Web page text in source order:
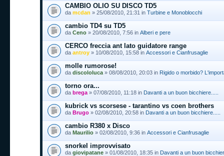
CAMBIO OLIO SU DISCO TD5
da mcdan » 25/08/2010, 21:31 in Turbine e Monoblocchi
cambio TD4 su TD5
da Ceno » 20/08/2010, 7:56 in Alberi e pere
CERCO freccia ant lato guidatore range
da antroy » 10/08/2010, 15:58 in Accessori e Cianfrusaglie
molle rumorose!
da discololuca » 08/08/2010, 20:03 in Rigido o morbido?
torno ora...
da brega » 07/08/2010, 11:18 in Davanti a un buon bicchiere.....
kubrick vs scorsese - tarantino vs coen brothers
da Brugo » 02/08/2010, 20:58 in Davanti a un buon bicchiere.....
cambio R380 x Disco
da Maurilio » 02/08/2010, 9:36 in Accessori e Cianfrusaglie
snorkel improvvisato
da giovipatane » 01/08/2010, 18:35 in Davanti a un buon